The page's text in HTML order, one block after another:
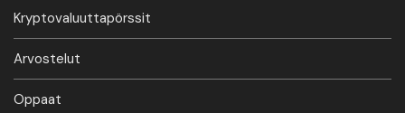
Kryptovaluuttapörssit
Arvostelut
Oppaat